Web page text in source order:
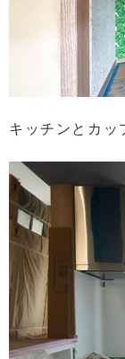
キッチンとカッ